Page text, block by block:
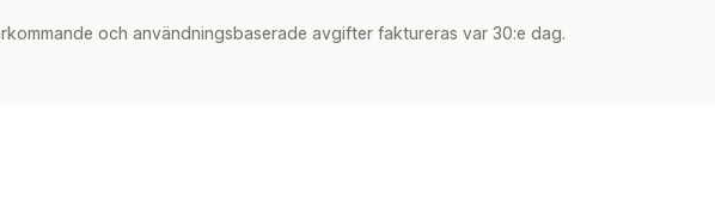
och användningsbaserade avgifter faktureras var 30:e dag.